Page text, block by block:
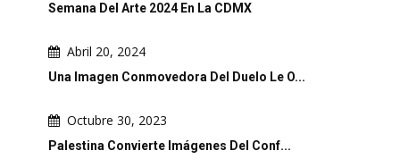
Semana Del Arte 2024 En La CDMX
Abril 20, 2024
Una Imagen Conmovedora Del Duelo Le O...
Octubre 30, 2023
Palestina Convierte Imágenes Del Conf...